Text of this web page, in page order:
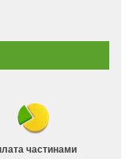
частинами